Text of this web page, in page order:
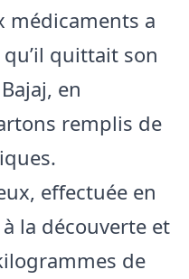
médicaments a
quittait son
en
remplis de
effectuée en
la découverte et
de